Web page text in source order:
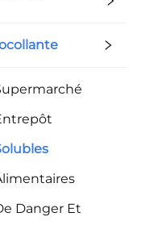
Danger Et